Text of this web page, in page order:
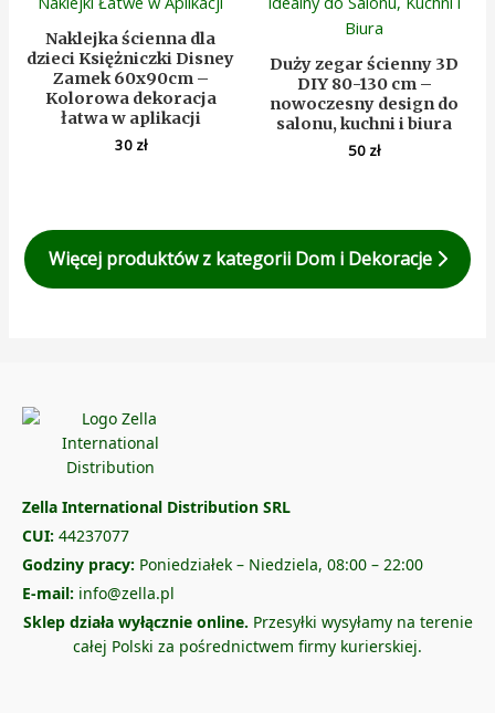
Naklejka ścienna dla
dzieci Księżniczki Disney
Zamek 60x90cm –
Kolorowa dekoracja
łatwa w aplikacji
30 zł
Duży zegar ścienny 3D
DIY 80-130 cm –
nowoczesny design do
salonu, kuchni i biura
50 zł
Więcej produktów z kategorii Dom i Dekoracje
Zella International Distribution SRL
CUI: 44237077
Godziny pracy: Poniedziałek – Niedziela, 08:00 – 22:00
E-mail: info@zella.pl
Sklep działa wyłącznie online. Przesyłki wysyłamy na terenie
całej Polski za pośrednictwem firmy kurierskiej.